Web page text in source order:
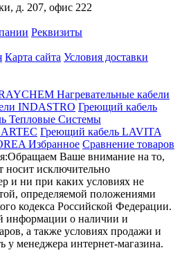
д. 207, офис 222
Реквизиты
Карта сайта Условия доставки
Нагревательные кабели
INDASTRO Греющий кабель
Тепловые Системы
Греющий кабель LAVITA
Избранное Сравнение товаров
Ваше внимание на то,
носит исключительно
и ни при каких условиях не
определяемой положениями
кодекса Российской Федерации.
информации о наличии и
а также условиях продажи и
у менеджера интернет-магазина.